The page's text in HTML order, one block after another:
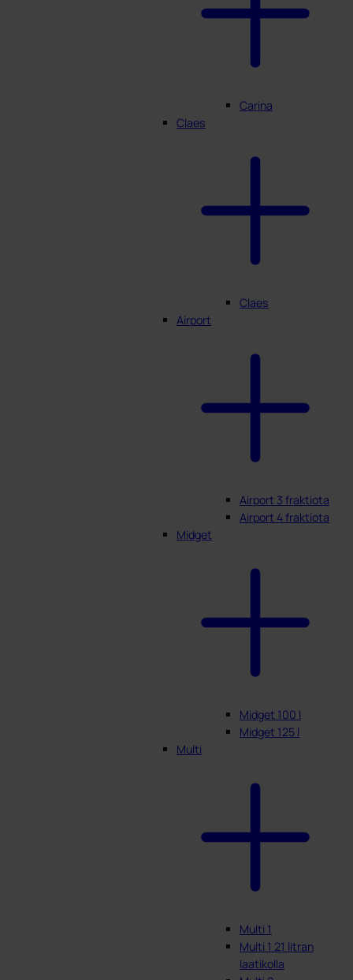
Carina
Claes
Claes
Airport
Airport 3 fraktiota
Airport 4 fraktiota
Midget
Midget 100 l
Midget 125 l
Multi
Multi 1
Multi 1 21 litran
laatikolla